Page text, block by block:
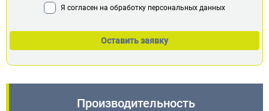
Я согласен на обработку персональных данных
Производительность